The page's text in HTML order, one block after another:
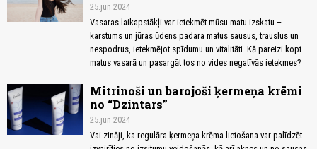
25.jun 2024
Vasaras laikapstākļi var ietekmēt mūsu matu izskatu –
karstums un jūras ūdens padara matus sausus, trauslus un
nespodrus, ietekmējot spīdumu un vitalitāti. Kā pareizi kopt
matus vasarā un pasargāt tos no vides negatīvās ietekmes?
Mitrinoši un barojoši ķermeņa krēmi
no “Dzintars”
25.jun 2024
Vai zināji, ka regulāra ķermeņa krēma lietošana var palīdzēt